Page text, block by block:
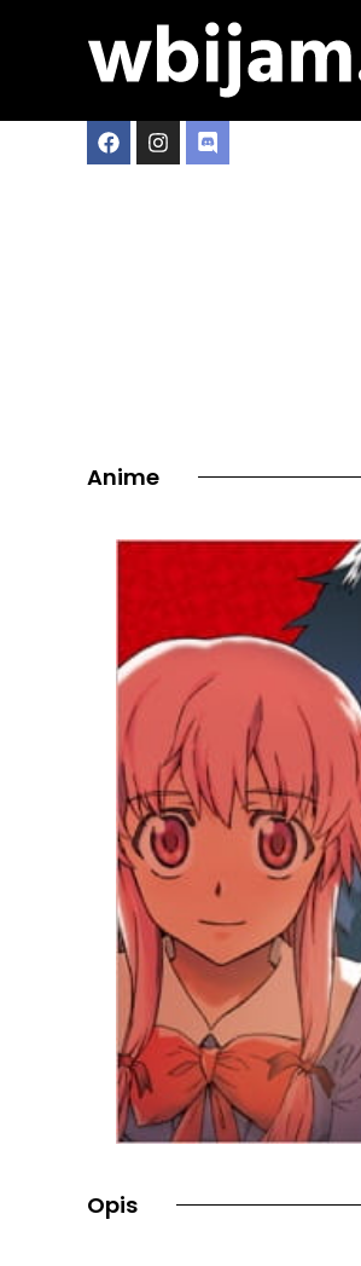
Anime
Opis